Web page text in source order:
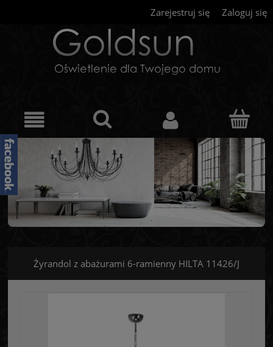
Zarejestruj się Zaloguj się
Żyrandol z abażurami 6-ramienny HILTA 11426/J